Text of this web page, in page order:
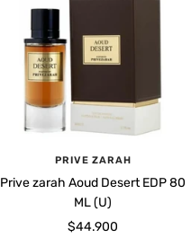
PRIVE ZARAH
Prive zarah Aoud Desert EDP 80
ML (U)
Precio
$44.900